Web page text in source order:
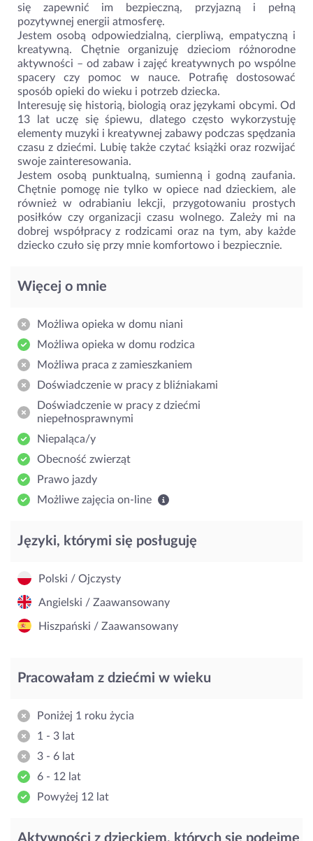
się zapewnić im bezpieczną, przyjazną i pełną
pozytywnej energii atmosferę.
Jestem osobą odpowiedzialną, cierpliwą, empatyczną i
kreatywną. Chętnie organizuję dzieciom różnorodne
aktywności – od zabaw i zajęć kreatywnych po wspólne
spacery czy pomoc w nauce. Potrafię dostosować
sposób opieki do wieku i potrzeb dziecka.
Interesuję się historią, biologią oraz językami obcymi. Od
13 lat uczę się śpiewu, dlatego często wykorzystuję
elementy muzyki i kreatywnej zabawy podczas spędzania
czasu z dziećmi. Lubię także czytać książki oraz rozwijać
swoje zainteresowania.
Jestem osobą punktualną, sumienną i godną zaufania.
Chętnie pomogę nie tylko w opiece nad dzieckiem, ale
również w odrabianiu lekcji, przygotowaniu prostych
posiłków czy organizacji czasu wolnego. Zależy mi na
dobrej współpracy z rodzicami oraz na tym, aby każde
dziecko czuło się przy mnie komfortowo i bezpiecznie.
Więcej o mnie
Możliwa opieka w domu niani
Możliwa opieka w domu rodzica
Możliwa praca z zamieszkaniem
Doświadczenie w pracy z bliźniakami
Doświadczenie w pracy z dziećmi
niepełnosprawnymi
Niepaląca/y
Obecność zwierząt
Prawo jazdy
Możliwe zajęcia on-line
Języki, którymi się posługuję
Polski / Ojczysty
Angielski / Zaawansowany
Hiszpański / Zaawansowany
Pracowałam z dziećmi w wieku
Poniżej 1 roku życia
1 - 3 lat
3 - 6 lat
6 - 12 lat
Powyżej 12 lat
Aktywności z dzieckiem, których się podejmę